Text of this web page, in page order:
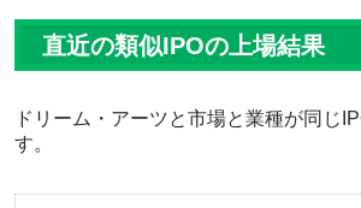
直近の類似IPOの上場結果
ドリーム・アーツと市場と業種が同じ
す。